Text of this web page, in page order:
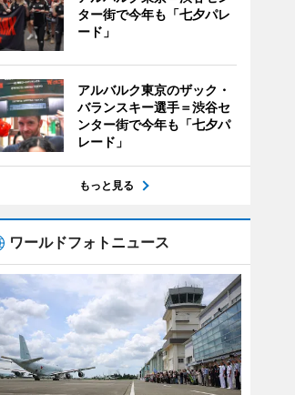
ター街で今年も「七夕パレ
ード」
アルバルク東京のザック・
バランスキー選手＝渋谷セ
ンター街で今年も「七夕パ
レード」
もっと見る
ワールドフォトニュース